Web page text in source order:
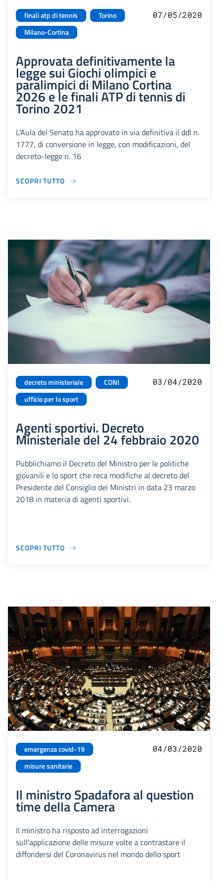
finali atp di tennis
Torino
Milano-Cortina
07/05/2020
Approvata definitivamente la
legge sui Giochi olimpici e
paralimpici di Milano Cortina
2026 e le finali ATP di tennis di
Torino 2021
L'Aula del Senato ha approvato in via definitiva il ddl n.
1777, di conversione in legge, con modificazioni, del
decreto-legge n. 16
SCOPRI TUTTO
decreto ministeriale
CONI
ufficio per lo sport
03/04/2020
Agenti sportivi. Decreto
Ministeriale del 24 febbraio 2020
Pubblichiamo il Decreto del Ministro per le politiche
giovanili e lo sport che reca modifiche al decreto del
Presidente del Consiglio dei Ministri in data 23 marzo
2018 in materia di agenti sportivi.
SCOPRI TUTTO
emergenza covid-19
misure sanitarie
04/03/2020
Il ministro Spadafora al question
time della Camera
Il ministro ha risposto ad interrogazioni
sull'applicazione delle misure volte a contrastare il
diffondersi del Coronavirus nel mondo dello sport